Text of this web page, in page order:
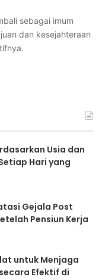
sebagai imum
dan kesejahteraan
Usia dan
Hari yang
Gejala Post
Pensiun Kerja
untuk Menjaga
Efektif di